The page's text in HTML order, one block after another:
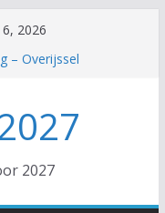
2026
– Overijssel
– Gelderland
2027